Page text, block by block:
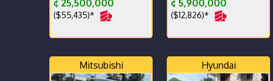
¢ 25,500,000
($55,435)*
¢ 5,900,000
($12,826)*
Mitsubishi Hyundai